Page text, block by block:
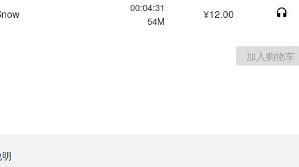
00:04:31
54M
¥12.00